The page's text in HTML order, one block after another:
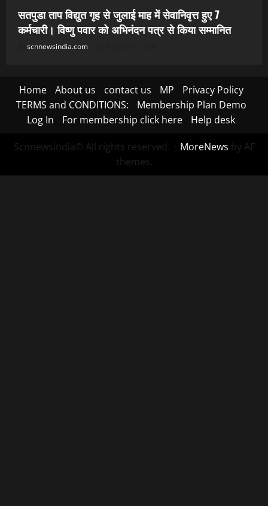
सतपुडा ताप विद्युत गृह से जुलाई माह में सेवानिवृत्त हुए 7
कर्मचारी। विष्णु पवार को अभिनंदन पत्र से किया सम्मानित
scnnewsindia.com
Home About us contact us MP
Privacy Policy
TERMS and CONDITIONS:
Membership Plan Demo
Log In
For membership click here Help desk
Scnnewsindia© All rights reserved. | MoreNews by AF
themes.